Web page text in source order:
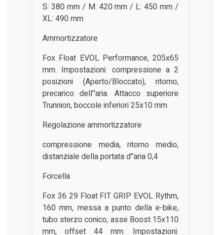
S: 380 mm / M: 420 mm / L: 450 mm /
XL: 490 mm
Ammortizzatore
Fox Float EVOL Performance, 205x65
mm. Impostazioni: compressione a 2
posizioni (Aperto/Bloccato), ritorno,
precarico dell''aria. Attacco superiore
Trunnion, boccole inferiori 25x10 mm
Regolazione ammortizzatore
compressione media, ritorno medio,
distanziale della portata d''aria 0,4
Forcella
Fox 36 29 Float FIT GRIP EVOL Rythm,
160 mm, messa a punto della e-bike,
tubo sterzo conico, asse Boost 15x110
mm, offset 44 mm. Impostazioni: